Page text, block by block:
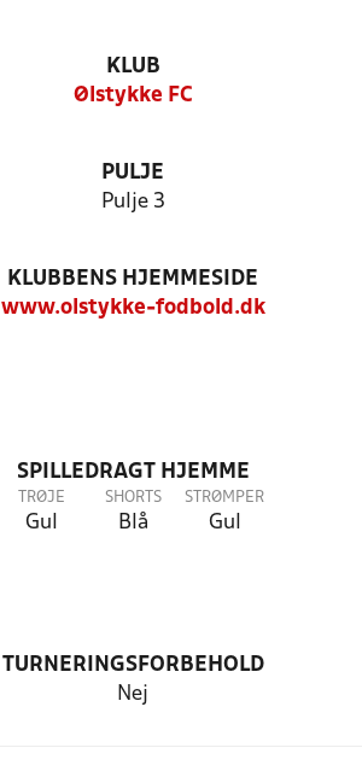
KLUB
Ølstykke FC
PULJE
Pulje 3
KLUBBENS HJEMMESIDE
www.olstykke-fodbold.dk
SPILLEDRAGT HJEMME
TRØJE
Gul
SHORTS
Blå
STRØMPER
Gul
TURNERINGSFORBEHOLD
Nej